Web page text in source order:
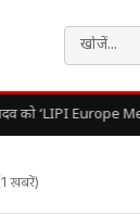
को ‘LIPI Europe
खबरें)